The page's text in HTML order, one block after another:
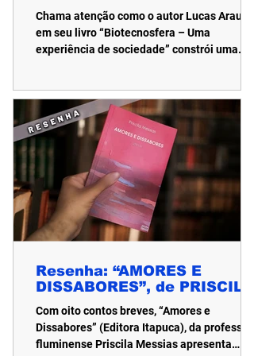
EXPERIÊNCIA DE
SOCIEDADE”, DE LUCAS
ARAUJO (Parceria com a LC
Agência)
Chama atenção como o autor Lucas Araujo
em seu livro “Biotecnosfera – Uma
experiência de sociedade” constrói uma
marcado pelo colapso climático e social,
acompanhamos um conselho formado por
seis mentes extraordinárias encarregado de
redesenhar seis pilares de uma nova
civilização. Sendo esses eixos: Governo,
economia, mudanças climáticas, saúde
pública, segurança e educação.
Resenha: “AMORES E
DISSABORES”, de PRISCILA
MESSIAS (Parceria EL Vine
Assessoria)
Com oito contos breves, “Amores e
Dissabores” (Editora Itapuca), da professora
fluminense Priscila Messias apresenta